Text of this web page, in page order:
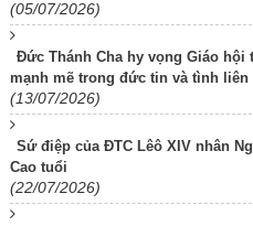
(05/07/2026)
Đức Thánh Cha hy vọng Giáo hội
mạnh mẽ trong đức tin và tình liên
(13/07/2026)
Sứ điệp của ĐTC Lêô XIV nhân
Cao tuổi
(22/07/2026)